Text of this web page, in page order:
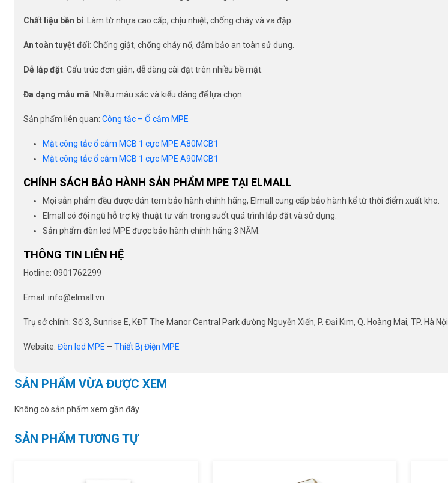
Chất liệu bền bỉ: Làm từ nhựa cao cấp, chịu nhiệt, chống cháy và va đập.
An toàn tuyệt đối: Chống giật, chống cháy nổ, đảm bảo an toàn sử dụng.
Dễ lắp đặt: Cấu trúc đơn giản, dễ dàng cài đặt trên nhiều bề mặt.
Đa dạng mẫu mã: Nhiều màu sắc và kiểu dáng để lựa chọn.
Sản phẩm liên quan: Công tắc – Ổ cắm MPE
Mặt công tắc ổ cắm MCB 1 cực MPE A80MCB1
Mặt công tắc ổ cắm MCB 1 cực MPE A90MCB1
CHÍNH SÁCH BẢO HÀNH SẢN PHẨM MPE TẠI ELMALL
Mọi sản phẩm đều được dán tem bảo hành chính hãng, Elmall cung cấp bảo hành kể từ thời điểm xuất kho.
Elmall có đội ngũ hỗ trợ kỹ thuật tư vấn trong suốt quá trình lắp đặt và sử dụng.
Sản phẩm đèn led MPE được bảo hành chính hãng 3 NĂM.
THÔNG TIN LIÊN HỆ
Hotline: 0901762299
Email: info@elmall.vn
Trụ sở chính: Số 3, Sunrise E, KĐT The Manor Central Park đường Nguyễn Xiển, P. Đại Kim, Q. Hoàng Mai, TP. Hà Nội
Website: Đèn led MPE – Thiết Bị Điện MPE
SẢN PHẨM VỪA ĐƯỢC XEM
Không có sản phẩm xem gần đây
SẢN PHẨM TƯƠNG TỰ